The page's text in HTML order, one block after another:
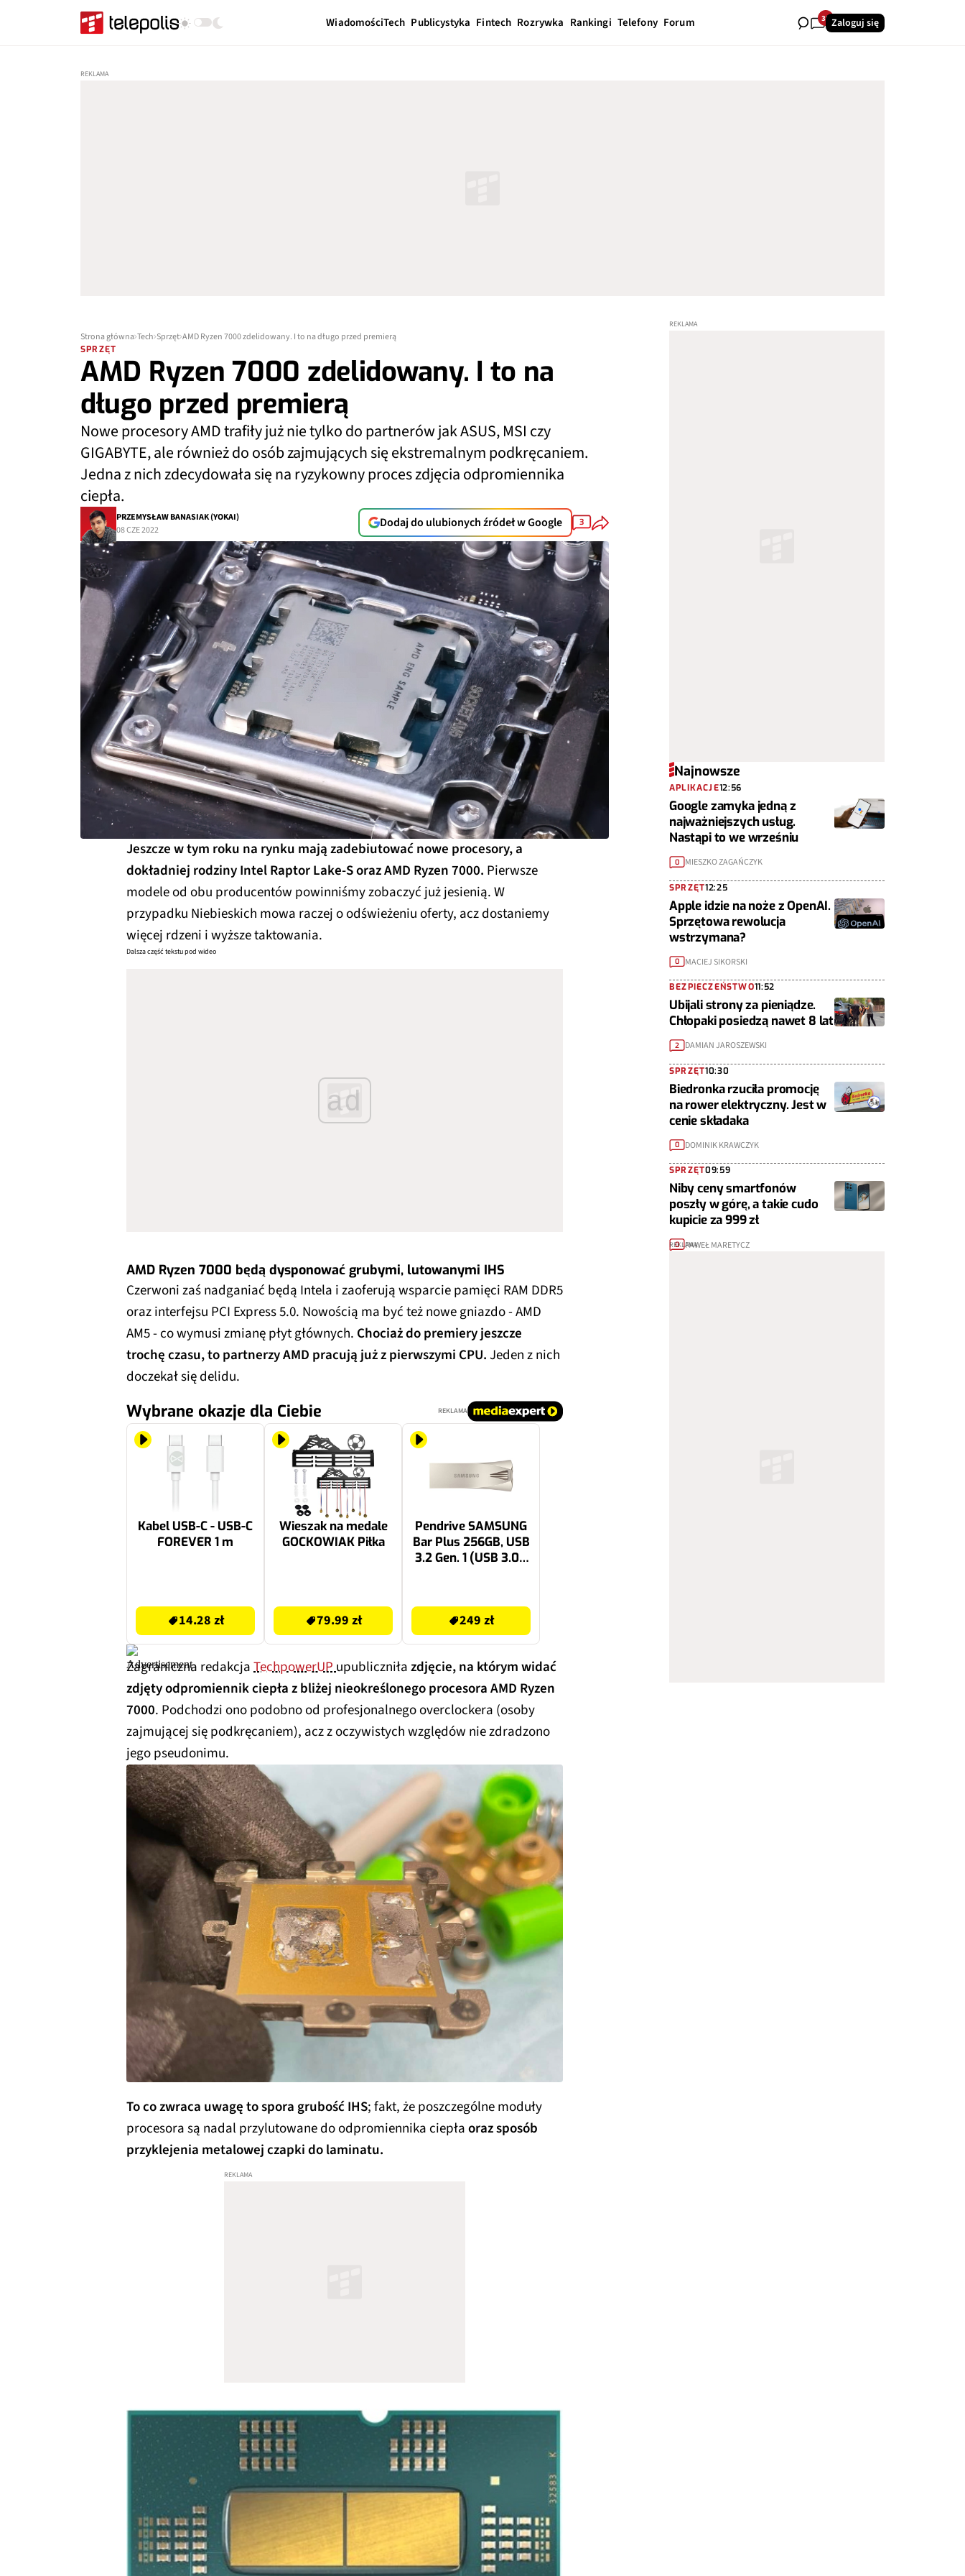
WiadomościTech Publicystyka Fintech Rozrywka Rankingi Telefony Forum 39Zaloguj się
Strona główna Tech Sprzęt AMD Ryzen 7000 zdelidowany. I to na długo przed premierą
SPRZĘT
AMD Ryzen 7000 zdelidowany. I to na
długo przed premierą
Nowe procesory AMD trafiły już nie tylko do partnerów jak ASUS, MSI czy
GIGABYTE, ale również do osób zajmujących się ekstremalnym podkręcaniem.
Jedna z nich zdecydowała się na ryzykowny proces zdjęcia odpromiennika
ciepła.
PRZEMYSŁAW BANASIAK (YOKAI)
08 CZE 2022
Dodaj do ulubionych źródeł w Google 3
Jeszcze w tym roku na rynku mają zadebiutować nowe procesory, a
dokładniej rodziny Intel Raptor Lake-S oraz AMD Ryzen 7000. Pierwsze
modele od obu producentów powinniśmy zobaczyć już jesienią. W
przypadku Niebieskich mowa raczej o odświeżeniu oferty, acz dostaniemy
więcej rdzeni i wyższe taktowania.
Dalsza część tekstu pod wideo
ad
AMD Ryzen 7000 będą dysponować grubymi, lutowanymi IHS
Czerwoni zaś nadganiać będą Intela i zaoferują wsparcie pamięci RAM DDR5
oraz interfejsu PCI Express 5.0. Nowością ma być też nowe gniazdo - AMD
AM5 - co wymusi zmianę płyt głównych. Chociaż do premiery jeszcze
trochę czasu, to partnerzy AMD pracują już z pierwszymi CPU.Jeden z nich
doczekał się delidu.
Wybrane okazje dla Ciebie REKLAMA
Kabel USB-C - USB-C
FOREVER 1 m
14.28 zł
Wieszak na medale
GOCKOWIAK Piłka
79.99 zł
Pendrive SAMSUNG
Bar Plus 256GB, USB
3.2 Gen. 1 (USB 3.0),
249 zł
Zagraniczna redakcjaTechpowerUPupubliczniłazdjęcie, na którym widać
zdjęty odpromiennik ciepła z bliżej nieokreślonego procesora AMD Ryzen
7000. Podchodzi ono podobno od profesjonalnego overclockera (osoby
zajmującej się podkręcaniem), acz z oczywistych względów nie zdradzono
jego pseudonimu.
To co zwraca uwagę to spora grubość IHS; fakt, że poszczególne moduły
procesora są nadal przylutowane do odpromiennika ciepłaoraz sposób
przyklejenia metalowej czapki do laminatu.
Najnowsze
APLIKACJE12:56
Google zamyka jedną z
najważniejszych usług.
Nastąpi to we wrześniu
0 MIESZKO ZAGAŃCZYK
SPRZĘT12:25
Apple idzie na noże z OpenAI.
Sprzętowa rewolucja
wstrzymana?
0 MACIEJ SIKORSKI
BEZPIECZEŃSTWO11:52
Ubijali strony za pieniądze.
Chłopaki posiedzą nawet 8 lat
2 DAMIAN JAROSZEWSKI
SPRZĘT10:30
Biedronka rzuciła promocję
na rower elektryczny. Jest w
cenie składaka
0 DOMINIK KRAWCZYK
SPRZĘT09:59
Niby ceny smartfonów
poszły w górę, a takie cudo
kupicie za 999 zł
0 PAWEŁ MARETYCZ